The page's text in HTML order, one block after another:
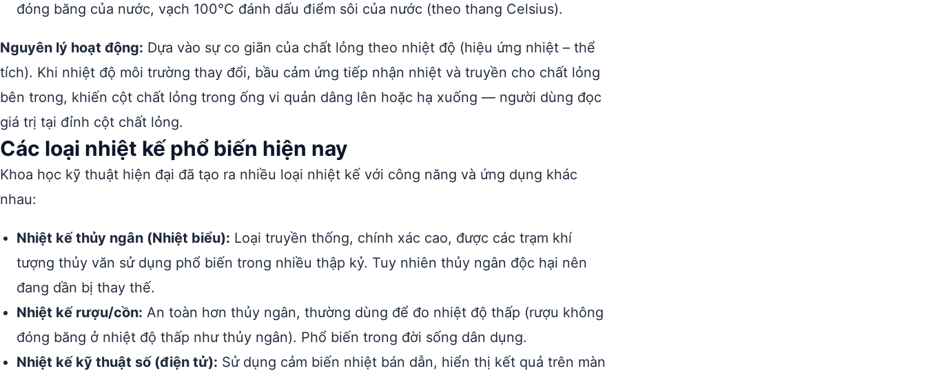
đóng băng của nước, vạch 100°C đánh dấu điểm sôi của nước (theo thang Celsius).
Nguyên lý hoạt động: Dựa vào sự co giãn của chất lỏng theo nhiệt độ (hiệu ứng nhiệt – thể
tích). Khi nhiệt độ môi trường thay đổi, bầu cảm ứng tiếp nhận nhiệt và truyền cho chất lỏng
bên trong, khiến cột chất lỏng trong ống vi quản dâng lên hoặc hạ xuống — người dùng đọc
giá trị tại đỉnh cột chất lỏng.
Các loại nhiệt kế phổ biến hiện nay
Khoa học kỹ thuật hiện đại đã tạo ra nhiều loại nhiệt kế với công năng và ứng dụng khác
nhau:
Nhiệt kế thủy ngân (Nhiệt biểu): Loại truyền thống, chính xác cao, được các trạm khí
tượng thủy văn sử dụng phổ biến trong nhiều thập kỷ. Tuy nhiên thủy ngân độc hại nên
đang dần bị thay thế.
Nhiệt kế rượu/cồn: An toàn hơn thủy ngân, thường dùng để đo nhiệt độ thấp (rượu không
đóng băng ở nhiệt độ thấp như thủy ngân). Phổ biến trong đời sống dân dụng.
Nhiệt kế kỹ thuật số (điện tử): Sử dụng cảm biến nhiệt bán dẫn, hiển thị kết quả trên màn